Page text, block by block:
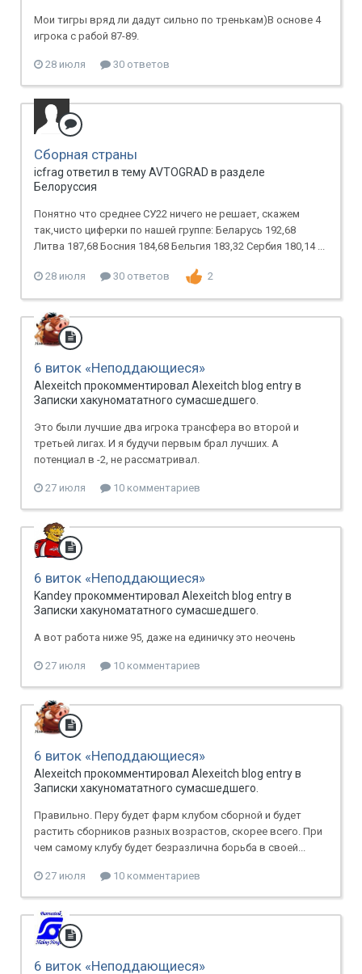
Мои тигры вряд ли дадут сильно по тренькам)В основе 4
игрока с рабой 87-89.
28 июля 30 ответов
Сборная страны
icfrag ответил в тему AVTOGRAD в разделе
Белоруссия
Понятно что среднее СУ22 ничего не решает, скажем
так,чисто циферки по нашей группе: Беларусь 192,68
Литва 187,68 Босния 184,68 Бельгия 183,32 Сербия 180,14 ...
28 июля 30 ответов 2
6 виток «Неподдающиеся»
Alexeitch прокомментировал Alexeitch blog entry в
Записки хакуномататного сумасшедшего.
Это были лучшие два игрока трансфера во второй и
третьей лигах. И я будучи первым брал лучших. А
потенциал в -2, не рассматривал.
27 июля 10 комментариев
6 виток «Неподдающиеся»
Kandey прокомментировал Alexeitch blog entry в
Записки хакуномататного сумасшедшего.
А вот работа ниже 95, даже на единичку это неочень
27 июля 10 комментариев
6 виток «Неподдающиеся»
Alexeitch прокомментировал Alexeitch blog entry в
Записки хакуномататного сумасшедшего.
Правильно. Перу будет фарм клубом сборной и будет
растить сборников разных возрастов, скорее всего. При
чем самому клубу будет безразлична борьба в своей...
27 июля 10 комментариев
6 виток «Неподдающиеся»